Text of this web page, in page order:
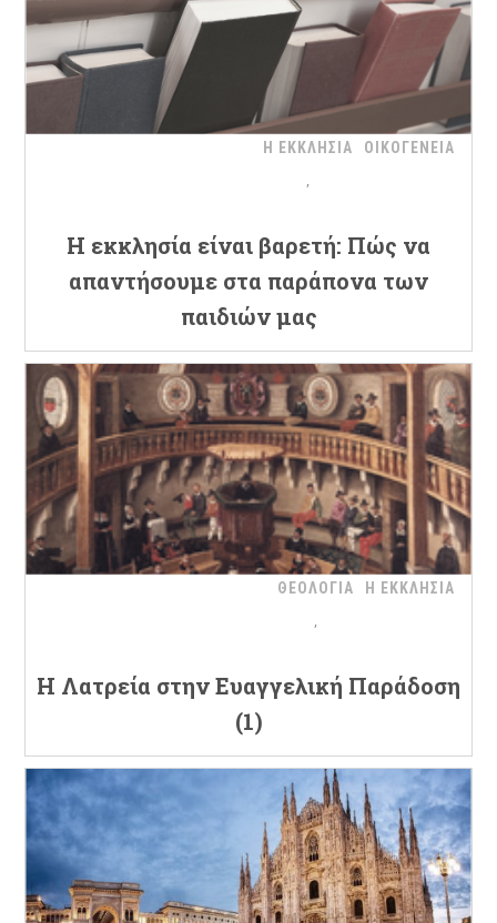
Η ΕΚΚΛΗΣΙΑ ΟΙΚΟΓΕΝΕΙΑ
Η εκκλησία είναι βαρετή: Πώς να
απαντήσουμε στα παράπονα των
παιδιών μας
ΘΕΟΛΟΓΙΑ Η ΕΚΚΛΗΣΙΑ
H Λατρεία στην Ευαγγελική Παράδοση
(1)